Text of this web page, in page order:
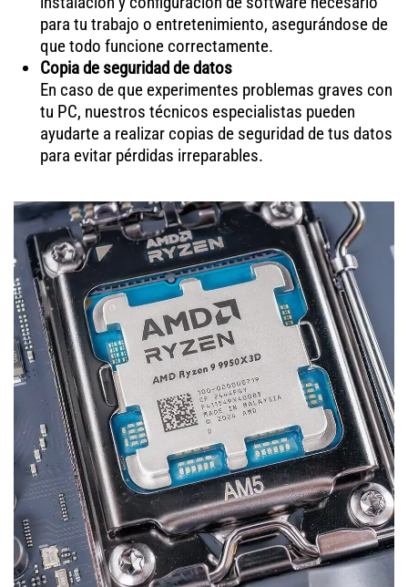
para tu trabajo o entretenimiento, asegurándose de
que todo funcione correctamente.
Copia de seguridad de datos
En caso de que experimentes problemas graves con
tu PC, nuestros técnicos especialistas pueden
ayudarte a realizar copias de seguridad de tus datos
para evitar pérdidas irreparables.